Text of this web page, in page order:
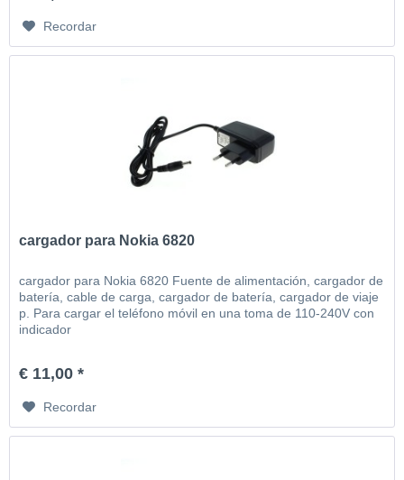
Recordar
cargador para Nokia 6820
cargador para Nokia 6820 Fuente de alimentación, cargador de
batería, cable de carga, cargador de batería, cargador de viaje
p. Para cargar el teléfono móvil en una toma de 110-240V con
indicador
€ 11,00 *
Recordar